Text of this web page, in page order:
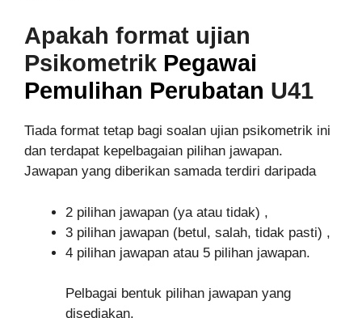
Apakah format ujian
Psikometrik Pegawai
Pemulihan Perubatan U41
Tiada format tetap bagi soalan ujian psikometrik ini
dan terdapat kepelbagaian pilihan jawapan.
Jawapan yang diberikan samada terdiri daripada
2 pilihan jawapan (ya atau tidak) ,
3 pilihan jawapan (betul, salah, tidak pasti) ,
4 pilihan jawapan atau 5 pilihan jawapan.
Pelbagai bentuk pilihan jawapan yang
disediakan.